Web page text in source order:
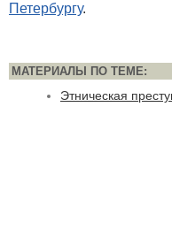
Петербургу.
МАТЕРИАЛЫ ПО ТЕМЕ:
Этническая